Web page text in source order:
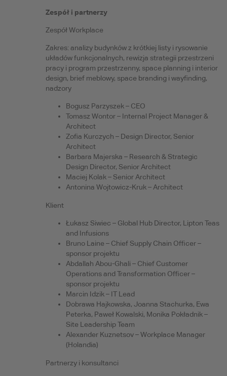
Zespół i partnerzy
Zespół Workplace
Zakres: analizy budynków z krótkiej listy i rysowanie
układów funkcjonalnych, rewizja strategii przestrzeni
pracy i program przestrzenny, space planning i interior
design, brief meblowy, space branding i wayfinding,
nadzory
Bogusz Parzyszek – CEO
Tomasz Wontor – Internal Project Manager &
Architect
Zofia Kurczych – Design Director, Senior
Architect
Barbara Majerska – Research & Strategic
Design Director, Senior Architect
Maciej Kolak – Senior Architect
Antonina Wojtowicz-Kruk – Architect
Klient
Łukasz Siwiec – Global Hub Director, Lipton Teas
and Infusions
Bruno Laine – Chief Supply Chain Officer –
sponsor projektu
Abdallah Abou-Ghali – Chief Customer
Operations and Transformation Officer –
sponsor projektu
Marcin Idzik – IT Lead
Dobrawa Hajkowska, Joanna Stachurka, Ewa
Peterka, Paweł Kowalski, Monika Pokładnik –
Site Leadership Team
Alexander Kuznetsov – Workplace Manager
(Holandia)
Partnerzy i konsultanci